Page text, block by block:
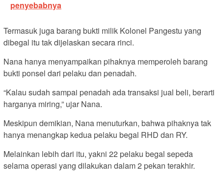
penyebabnya
Termasuk juga barang bukti milik Kolonel Pangestu yang
dibegal itu tak dijelaskan secara rinci.
Nana hanya menyampaikan pihaknya memperoleh barang
bukti ponsel dari pelaku dan penadah.
“Kalau sudah sampai penadah ada transaksi jual beli, berarti
harganya miring,” ujar Nana.
Meskipun demikian, Nana menuturkan, bahwa pihaknya tak
hanya menangkap kedua pelaku begal RHD dan RY.
Melainkan lebih dari itu, yakni 22 pelaku begal sepeda
selama operasi yang dilakukan dalam 2 pekan terakhir.